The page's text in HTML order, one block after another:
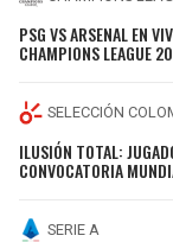
PSG VS ARSENAL EN
CHAMPIONS LEAGUE
SELECCIÓN
ILUSIÓN TOTAL:
CONVOCATORIA
SERIE A